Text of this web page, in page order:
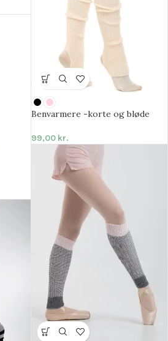
Benvarmere -korte og bløde
99,00 kr.